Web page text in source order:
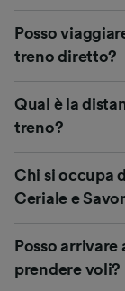
Posso
treno diretto?
Qual è la
treno?
Chi si occupa
Ceriale e
Posso arrivare
prendere voli?